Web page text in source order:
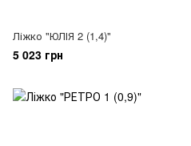
Ліжко "ЮЛІЯ 2 (1,4)"
5 023 грн